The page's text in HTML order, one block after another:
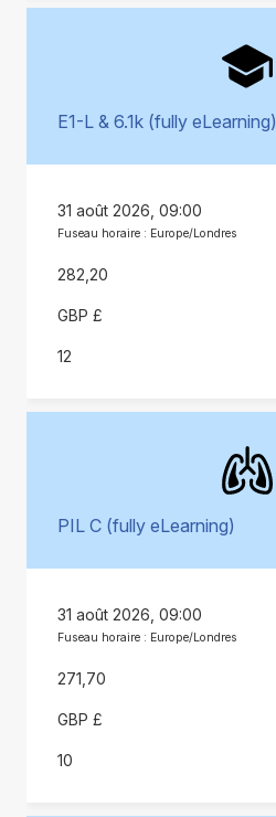
E1-L & 6.1k (fully eLearning)
31 août 2026, 09:00
Fuseau horaire : Europe/Londres
282,20
GBP £
12
PIL C (fully eLearning)
31 août 2026, 09:00
Fuseau horaire : Europe/Londres
271,70
GBP £
10